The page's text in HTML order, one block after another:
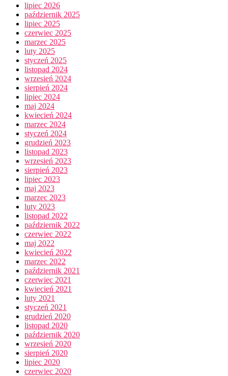
lipiec 2026
październik 2025
lipiec 2025
czerwiec 2025
marzec 2025
luty 2025
styczeń 2025
listopad 2024
wrzesień 2024
sierpień 2024
lipiec 2024
maj 2024
kwiecień 2024
marzec 2024
styczeń 2024
grudzień 2023
listopad 2023
wrzesień 2023
sierpień 2023
lipiec 2023
maj 2023
marzec 2023
luty 2023
listopad 2022
październik 2022
czerwiec 2022
maj 2022
kwiecień 2022
marzec 2022
październik 2021
czerwiec 2021
kwiecień 2021
luty 2021
styczeń 2021
grudzień 2020
listopad 2020
październik 2020
wrzesień 2020
sierpień 2020
lipiec 2020
czerwiec 2020